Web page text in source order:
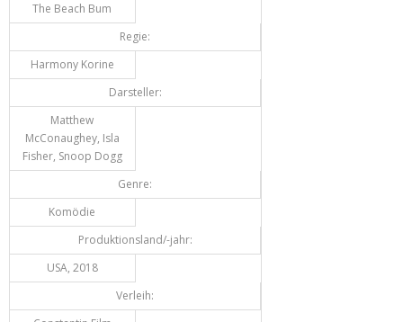
The Beach Bum
Regie:
Harmony Korine
Darsteller:
Matthew
McConaughey, Isla
Fisher, Snoop Dogg
Genre:
Komödie
Produktionsland/-jahr:
USA, 2018
Verleih: